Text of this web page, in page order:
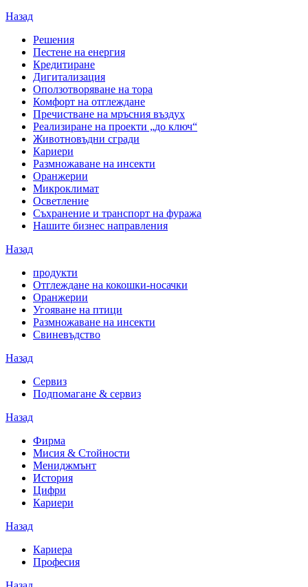
Назад
Решения
Пестене на енергия
Кредитиране
Дигитализация
Оползотворяване на тора
Комфорт на отглеждане
Пречистване на мръсния въздух
Реализиране на проекти „до ключ“
Животновъдни сгради
Кариери
Размножаване на инсекти
Оранжерии
Микроклимат
Осветление
Съхранение и транспорт на фуража
Нашите бизнес направления
Назад
продукти
Отглеждане на кокошки-носачки
Оранжерии
Угояване на птици
Размножаване на инсекти
Свиневъдство
Назад
Сервиз
Подпомагане & сервиз
Назад
Фирма
Мисия & Стойности
Мениджмънт
История
Цифри
Кариери
Назад
Кариера
Професия